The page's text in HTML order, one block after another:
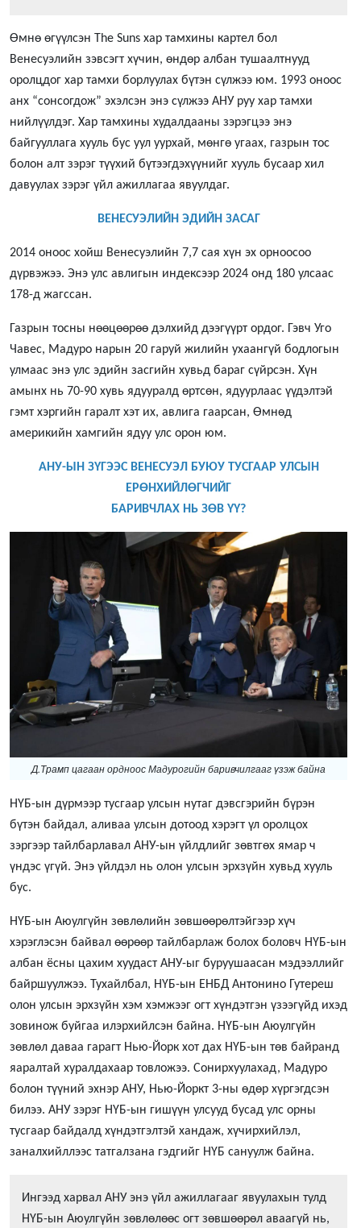
Өмнө өгүүлсэн The Suns хар тамхины картел бол
Венесуэлийн зэвсэгт хүчин, өндөр албан тушаалтнууд
оролцдог хар тамхи борлуулах бүтэн сүлжээ юм. 1993 оноос
анх “сонсогдож” эхэлсэн энэ сүлжээ АНУ руу хар тамхи
нийлүүлдэг. Хар тамхины худалдааны зэрэгцээ энэ
байгууллага хууль бус уул уурхай, мөнгө угаах, газрын тос
болон алт зэрэг түүхий бүтээгдэхүүнийг хууль бусаар хил
давуулах зэрэг үйл ажиллагаа явуулдаг.
ВЕНЕСУЭЛИЙН ЭДИЙН ЗАСАГ
2014 оноос хойш Венесуэлийн 7,7 сая хүн эх орноосоо
дүрвэжээ. Энэ улс авлигын индексээр 2024 онд 180 улсаас
178-д жагссан.
Газрын тосны нөөцөөрөө дэлхийд дээгүүрт ордог. Гэвч Уго
Чавес, Мадуро нарын 20 гаруй жилийн ухаангүй бодлогын
улмаас энэ улс эдийн засгийн хувьд бараг сүйрсэн. Хүн
амынх нь 70-90 хувь ядууралд өртсөн, ядуурлаас үүдэлтэй
гэмт хэргийн гаралт хэт их, авлига гаарсан, Өмнөд
америкийн хамгийн ядуу улс орон юм.
АНУ-ЫН ЗҮГЭЭС ВЕНЕСУЭЛ БУЮУ ТУСГААР УЛСЫН
ЕРӨНХИЙЛӨГЧИЙГ
БАРИВЧЛАХ НЬ ЗӨВ ҮҮ?
Д.Трамп цагаан ордноос Мадурогийн баривчилгааг үзэж байна
НҮБ-ын дүрмээр тусгаар улсын нутаг дэвсгэрийн бүрэн
бүтэн байдал, аливаа улсын дотоод хэрэгт үл оролцох
зэргээр тайлбарлавал АНУ-ын үйлдлийг зөвтгөх ямар ч
үндэс үгүй. Энэ үйлдэл нь олон улсын эрхзүйн хувьд хууль
бус.
НҮБ-ын Аюулгүйн зөвлөлийн зөвшөөрөлтэйгээр хүч
хэрэглэсэн байвал өөрөөр тайлбарлаж болох боловч НҮБ-ын
албан ёсны цахим хуудаст АНУ-ыг буруушаасан мэдээллийг
байршуулжээ. Тухайлбал, НҮБ-ын ЕНБД Антонино Гутереш
олон улсын эрхзүйн хэм хэмжээг огт хүндэтгэн үзээгүйд ихэд
зовинож буйгаа илэрхийлсэн байна. НҮБ-ын Аюулгүйн
зөвлөл даваа гарагт Нью-Йорк хот дах НҮБ-ын төв байранд
яаралтай хуралдахаар товложээ. Сонирхуулахад, Мадуро
болон түүний эхнэр АНУ, Нью-Йоркт 3-ны өдөр хүргэгдсэн
билээ. АНУ зэрэг НҮБ-ын гишүүн улсууд бусад улс орны
тусгаар байдалд хүндэтгэлтэй хандаж, хүчирхийлэл,
заналхийллээс татгалзана гэдгийг НҮБ сануулж байна.
Ингээд харвал АНУ энэ үйл ажиллагааг явуулахын тулд
НҮБ-ын Аюулгүйн зөвлөлөөс огт зөвшөөрөл аваагүй нь,